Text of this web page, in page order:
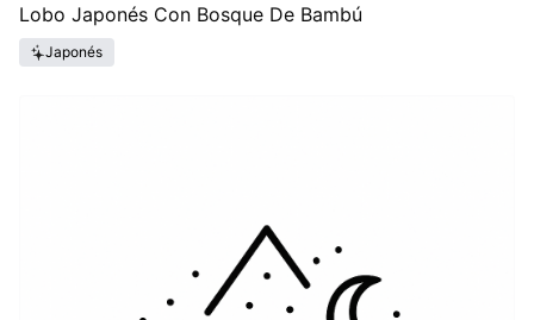
Lobo Japonés Con Bosque De Bambú
Japonés